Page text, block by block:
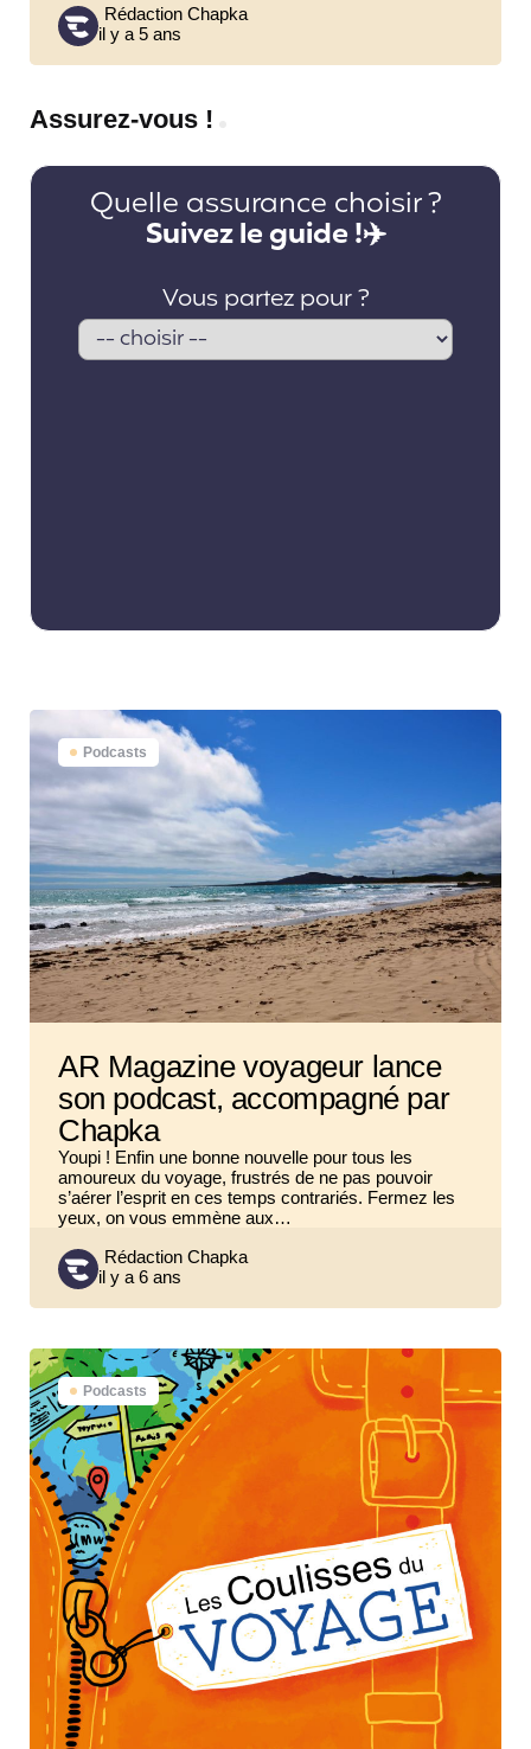
Posted
by
Rédaction Chapka
il y a 5 ans
Assurez-vous !
Podcasts
AR Magazine voyageur lance
son podcast, accompagné par
Chapka
Youpi ! Enfin une bonne nouvelle pour tous les
amoureux du voyage, frustrés de ne pas pouvoir
s’aérer l’esprit en ces temps contrariés. Fermez les
yeux, on vous emmène aux…
Posted
by
Rédaction Chapka
il y a 6 ans
Podcasts